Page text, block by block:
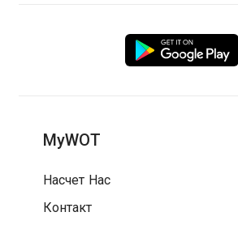
MyWOT
Насчет Нас
Контакт